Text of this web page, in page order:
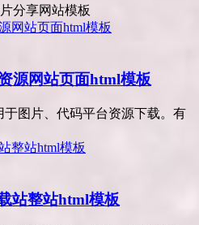
分享网站模板
源网站页面html模板
于图片、代码平台资源下载。有
站整站html模板